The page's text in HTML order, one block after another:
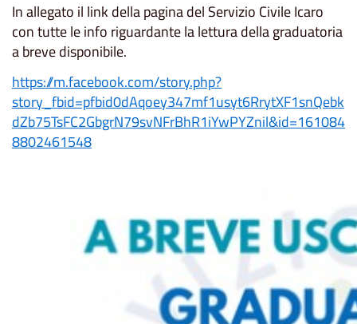
In allegato il link della pagina del Servizio Civile Icaro
con tutte le info riguardante la lettura della graduatoria
a breve disponibile.
https://m.facebook.com/story.php?
story_fbid=pfbid0dAqoey347mf1usyt6RrytXF1snQebk
dZb75TsFC2GbgrN79svNFrBhR1iYwPYZnil&id=161084
8802461548